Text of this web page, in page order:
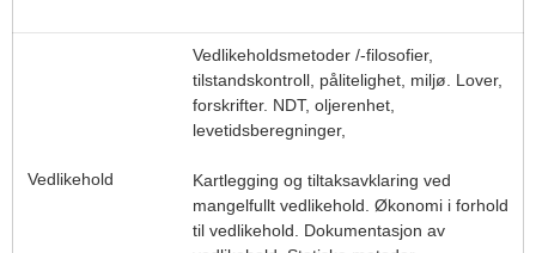
Vedlikehold
Vedlikeholdsmetoder /-filosofier,
tilstandskontroll, pålitelighet, miljø. Lover,
forskrifter. NDT, oljerenhet,
levetidsberegninger,
Kartlegging og tiltaksavklaring ved
mangelfullt vedlikehold. Økonomi i forhold
til vedlikehold. Dokumentasjon av